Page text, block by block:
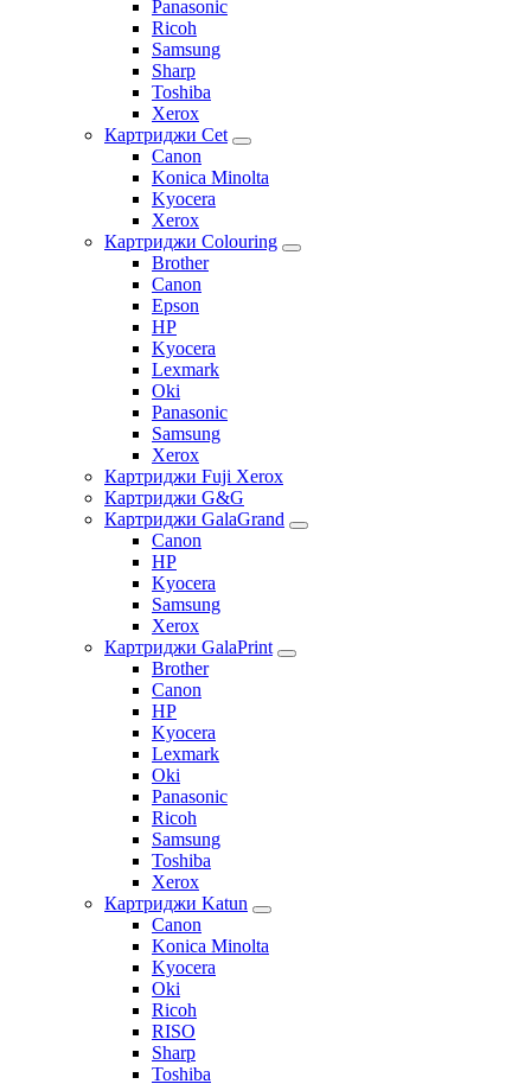
Panasonic
Ricoh
Samsung
Sharp
Toshiba
Xerox
Картриджи Cet
Canon
Konica Minolta
Kyocera
Xerox
Картриджи Colouring
Brother
Canon
Epson
HP
Kyocera
Lexmark
Oki
Panasonic
Samsung
Xerox
Картриджи Fuji Xerox
Картриджи G&G
Картриджи GalaGrand
Canon
HP
Kyocera
Samsung
Xerox
Картриджи GalaPrint
Brother
Canon
HP
Kyocera
Lexmark
Oki
Panasonic
Ricoh
Samsung
Toshiba
Xerox
Картриджи Katun
Canon
Konica Minolta
Kyocera
Oki
Ricoh
RISO
Sharp
Toshiba